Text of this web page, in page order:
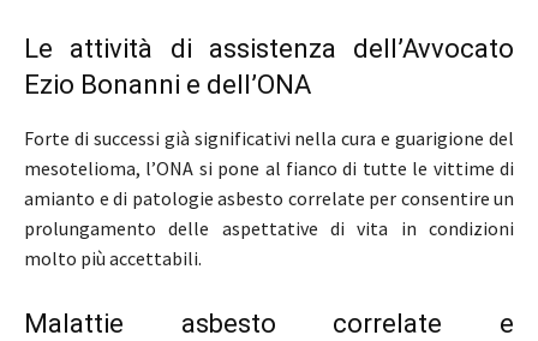
Le attività di assistenza dell’Avvocato
Ezio Bonanni e dell’ONA
Forte di successi già significativi nella cura e guarigione del
mesotelioma, l’ONA si pone al fianco di tutte le vittime di
amianto e di patologie asbesto correlate per consentire un
prolungamento delle aspettative di vita in condizioni
molto più accettabili.
Malattie asbesto correlate e